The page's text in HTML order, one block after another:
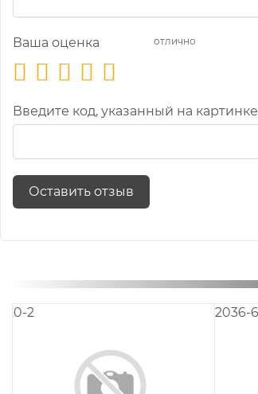
Ваша оценка отлично
Введите код, указанный на картинке
Оставить отзыв